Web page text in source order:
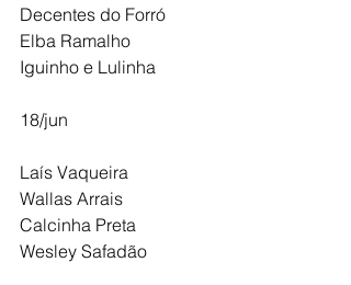
Decentes do Forró
Elba Ramalho
Iguinho e Lulinha
18/jun
Laís Vaqueira
Wallas Arrais
Calcinha Preta
Wesley Safadão